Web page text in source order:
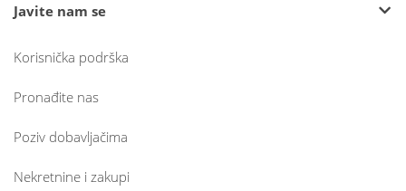
Javite nam se
Korisnička podrška
Pronađite nas
Poziv dobavljačima
Nekretnine i zakupi